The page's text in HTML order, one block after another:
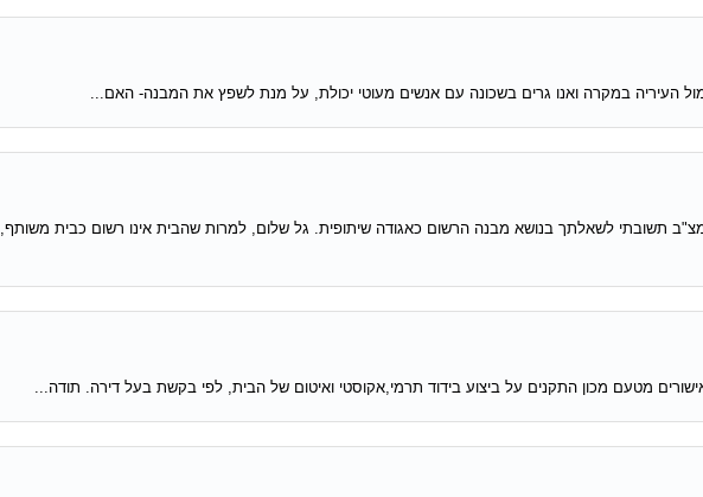
העיריה במקרה ואנו גרים בשכונה עם אנשים מעוטי יכולת, על מנת לשפץ את המבנה- האם...
תשובתי לשאלתך בנושא מבנה הרשום כאגודה שיתופית. גל שלום, למרות שהבית אינו רשום כבית משותף,
מטעם מכון התקנים על ביצוע בידוד תרמי,אקוסטי ואיטום של הבית, לפי בקשת בעל דירה. תודה...